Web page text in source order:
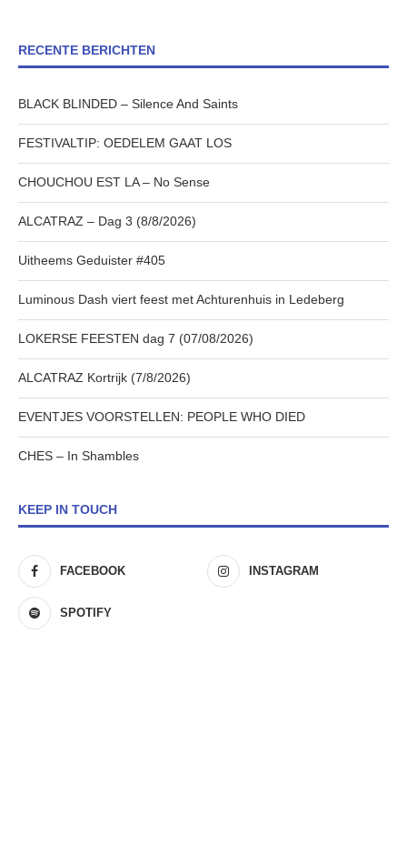
RECENTE BERICHTEN
BLACK BLINDED – Silence And Saints
FESTIVALTIP: OEDELEM GAAT LOS
CHOUCHOU EST LA – No Sense
ALCATRAZ – Dag 3 (8/8/2026)
Uitheems Geduister #405
Luminous Dash viert feest met Achturenhuis in Ledeberg
LOKERSE FEESTEN dag 7 (07/08/2026)
ALCATRAZ Kortrijk (7/8/2026)
EVENTJES VOORSTELLEN: PEOPLE WHO DIED
CHES – In Shambles
KEEP IN TOUCH
FACEBOOK INSTAGRAM
SPOTIFY